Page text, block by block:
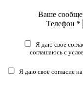
Ваше
Телефон *
Я даю своё
соглашаюсь с
Я даю своё согласие